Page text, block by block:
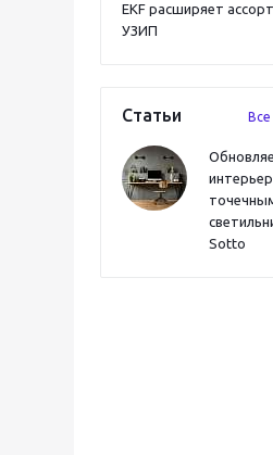
EKF расширяет
УЗИП
Статьи Все
интерьер
Sotto